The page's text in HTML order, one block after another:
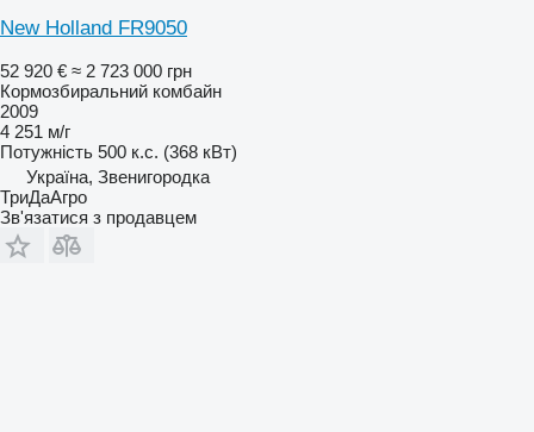
New Holland FR9050
52 920 € ≈ 2 723 000 грн
Кормозбиральний комбайн
2009
4 251 м/г
Потужність 500 к.с. (368 кВт)
Україна, Звенигородка
ТриДаАгро
Зв'язатися з продавцем